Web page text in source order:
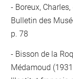
Boreux,
Bulletin des
p. 78
Bisson de la
Médamoud